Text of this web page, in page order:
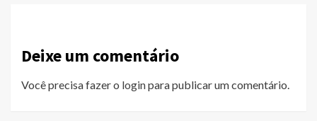
Deixe um comentário
Você precisa fazer o loginpara publicar um comentário.